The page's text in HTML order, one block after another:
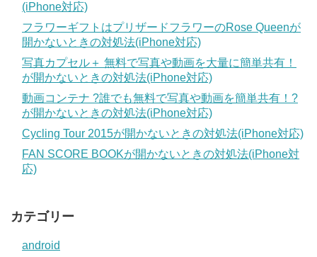
(iPhone対応)
フラワーギフトはプリザードフラワーのRose Queenが
開かないときの対処法(iPhone対応)
写真カプセル＋ 無料で写真や動画を大量に簡単共有！
が開かないときの対処法(iPhone対応)
動画コンテナ ?誰でも無料で写真や動画を簡単共有！?
が開かないときの対処法(iPhone対応)
Cycling Tour 2015が開かないときの対処法(iPhone対応)
FAN SCORE BOOKが開かないときの対処法(iPhone対
応)
カテゴリー
android